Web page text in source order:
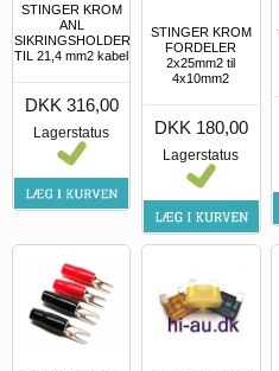
STINGER KROM
ANL
SIKRINGSHOLDER
TIL 21,4 mm2 kabel
DKK 316,00
Lagerstatus
STINGER KROM
FORDELER
2x25mm2 til
4x10mm2
DKK 180,00
Lagerstatus